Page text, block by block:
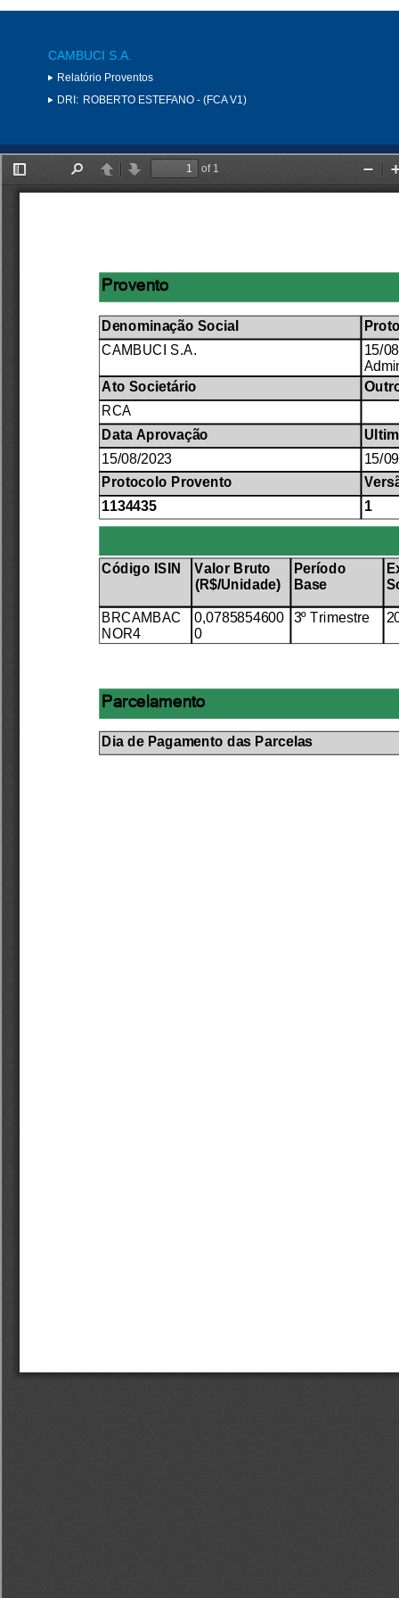
CAMBUCI S.A.
Relatório Proventos
DRI: ROBERTO ESTEFANO - (FCA V1)